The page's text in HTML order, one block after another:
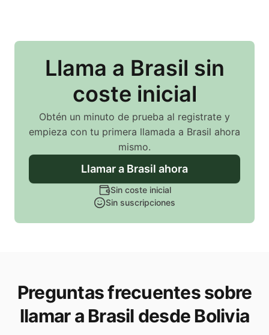
Llama a Brasil sin
coste inicial
Obtén un minuto de prueba al registrate y
empieza con tu primera llamada a Brasil ahora
mismo.
Llamara Brasil ahora
Sin coste inicial
Sin suscripciones
Preguntas frecuentes sobre
llamar a Brasil desde Bolivia